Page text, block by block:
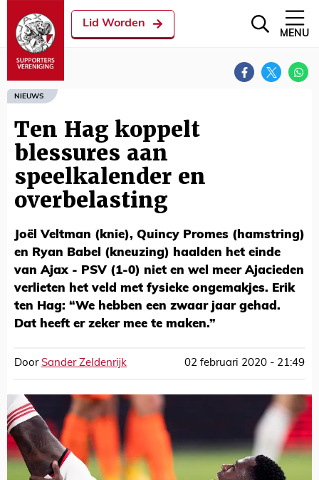
Lid Worden
MENU
NIEUWS
Ten Hag koppelt
blessures aan
speelkalender en
overbelasting
Joël Veltman (knie), Quincy Promes (hamstring)
en Ryan Babel (kneuzing) haalden het einde
van Ajax - PSV (1-0) niet en wel meer Ajacieden
verlieten het veld met fysieke ongemakjes. Erik
ten Hag: “We hebben een zwaar jaar gehad.
Dat heeft er zeker mee te maken.”
Door Sander Zeldenrijk 02 februari 2020 - 21:49